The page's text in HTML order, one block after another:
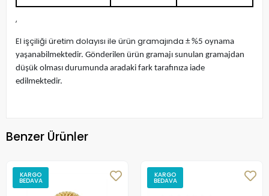
,
El işçiliği üretim dolayısı ile ürün gramajında ± %5 oynama
yaşanabilmektedir. Gönderilen ürün gramajı sunulan gramajdan
düşük olması durumunda aradaki fark tarafınıza iade
edilmektedir.
Benzer Ürünler
KARGO
BEDAVA
KARGO
BEDAVA